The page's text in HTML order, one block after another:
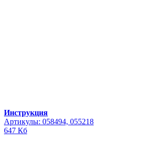
Инструкция
Артикулы: 058494, 055218
647 Кб